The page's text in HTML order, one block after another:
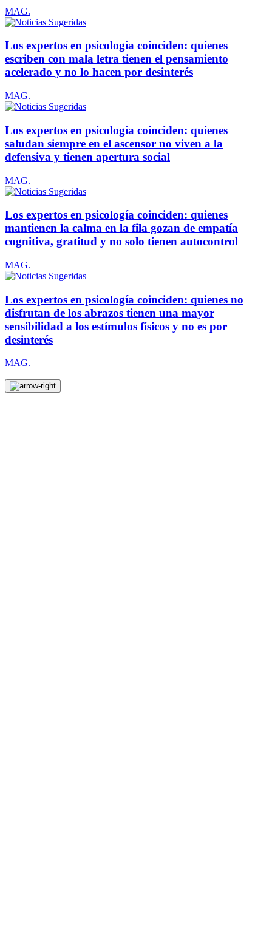
MAG.
Los expertos en psicología coinciden: quienes
escriben con mala letra tienen el pensamiento
acelerado y no lo hacen por desinterés
MAG.
Los expertos en psicología coinciden: quienes
saludan siempre en el ascensor no viven a la
defensiva y tienen apertura social
MAG.
Los expertos en psicología coinciden: quienes
mantienen la calma en la fila gozan de empatía
cognitiva, gratitud y no solo tienen autocontrol
MAG.
Los expertos en psicología coinciden: quienes no
disfrutan de los abrazos tienen una mayor
sensibilidad a los estímulos físicos y no es por
desinterés
MAG.